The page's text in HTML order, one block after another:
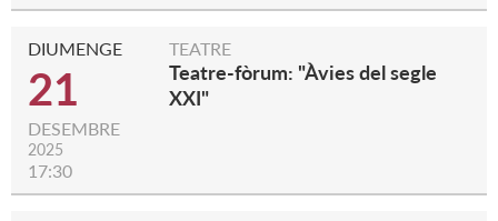
DIUMENGE
21
DESEMBRE
2025
17:30
TEATRE
Teatre-fòrum: "Àvies del segle
XXI"